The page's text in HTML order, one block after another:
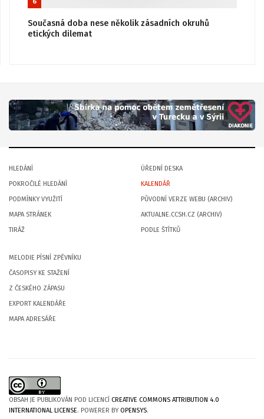
6
Současná doba nese několik zásadních okruhů
etických dilemat
HLEDÁNÍ
POKROČILÉ HLEDÁNÍ
PODMÍNKY VYUŽITÍ
MAPA STRÁNEK
TIRÁŽ
ÚŘEDNÍ DESKA
KALENDÁŘ
PŮVODNÍ VERZE WEBU (ARCHIV)
AKTUALNE.CCSH.CZ (ARCHIV)
PODLE ŠTÍTKŮ
MELODIE PÍSNÍ ZPĚVNÍKU
ČASOPISY KE STAŽENÍ
Z ČESKÉHO ZÁPASU
EXPORT KALENDÁŘE
MAPA ADRESÁŘE
OBSAH JE PUBLIKOVÁN POD LICENCÍ CREATIVE COMMONS ATTRIBUTION 4.0
INTERNATIONAL LICENSE. POWERER BYOPENSYS.